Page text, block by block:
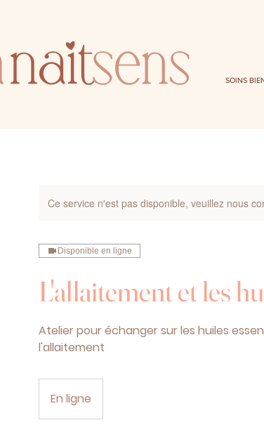
SOINS
Ce service n'est pas disponible, veuillez nous
Disponible en ligne
L'allaitement et les
Atelier pour échanger sur les huiles
l'allaitement
En ligne